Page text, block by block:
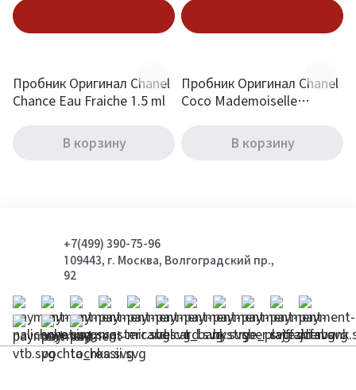
Пробник Оригинал Chanel
Chance Eau Fraiche 1.5 ml
В корзину
Пробник Оригинал Chanel
Coco Mademoiselle
В корзину
+7(499) 390-75-96
109443, г. Москва, Волгоградский пр.,
92